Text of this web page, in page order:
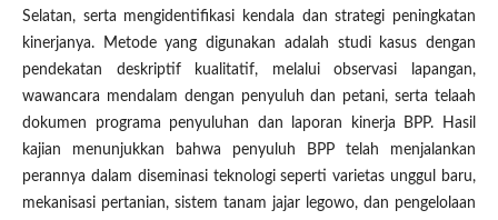
Selatan, serta mengidentifikasi kendala dan strategi peningkatan
kinerjanya. Metode yang digunakan adalah studi kasus dengan
pendekatan deskriptif kualitatif, melalui observasi lapangan,
wawancara mendalam dengan penyuluh dan petani, serta telaah
dokumen programa penyuluhan dan laporan kinerja BPP. Hasil
kajian menunjukkan bahwa penyuluh BPP telah menjalankan
perannya dalam diseminasi teknologi seperti varietas unggul baru,
mekanisasi pertanian, sistem tanam jajar legowo, dan pengelolaan